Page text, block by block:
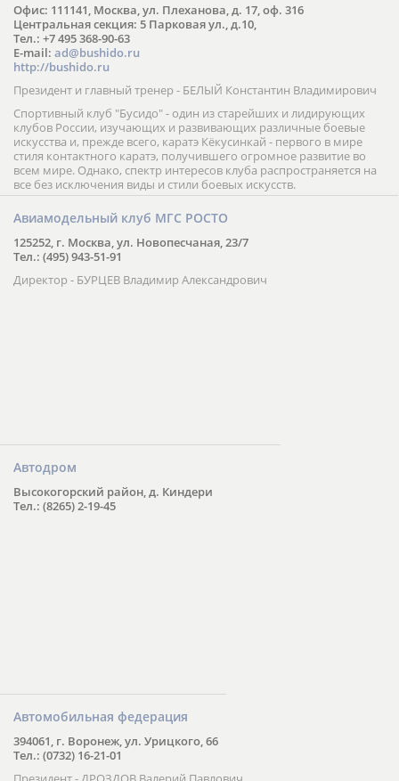
Офис: 111141, Москва, ул. Плеханова, д. 17, оф. 316
Центральная секция: 5 Парковая ул., д.10,
Тел.: +7 495 368-90-63
E-mail: ad@bushido.ru
http://bushido.ru
Президент и главный тренер - БЕЛЫЙ Константин Владимирович
Спортивный клуб "Бусидо" - один из старейших и лидирующих
клубов России, изучающих и развивающих различные боевые
искусства и, прежде всего, каратэ Кёкусинкай - первого в мире
стиля контактного каратэ, получившего огромное развитие во
всем мире. Однако, спектр интересов клуба распространяется на
все без исключения виды и стили боевых искусств.
Авиамодельный клуб МГС РОСТО
125252, г. Москва, ул. Новопесчаная, 23/7
Тел.: (495) 943-51-91
Директор - БУРЦЕВ Владимир Александрович
Автодром
Высокогорский район, д. Киндери
Тел.: (8265) 2-19-45
Автомобильная федерация
394061, г. Воронеж, ул. Урицкого, 66
Тел.: (0732) 16-21-01